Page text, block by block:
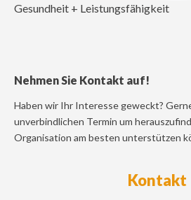
Gesundheit + Leistungsfähigkeit
Nehmen Sie Kontakt auf!
Haben wir Ihr Interesse geweckt?
unverbindlichen Termin um
Organisation am besten unterstützen
Kontakt